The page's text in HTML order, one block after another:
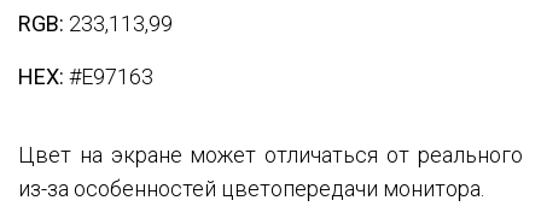
RGB: 233,113,99
HEX: #E97163
Цвет на экране может отличаться от реального
из-за особенностей цветопередачи монитора.